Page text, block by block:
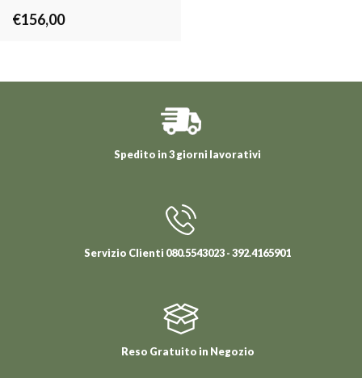
€156,00
Spedito in 3 giorni lavorativi
Servizio Clienti 080.5543023 - 392.4165901
Reso Gratuito in Negozio